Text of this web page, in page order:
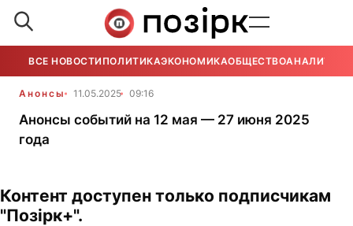
ВСЕ НОВОСТИ ПОЛИТИКАЭКОНОМИКАОБЩЕСТВОАНАЛИТИКА
Анонсы 11.05.2025 09:16
Анонсы событий на 12 мая — 27 июня 2025
года
Контент доступен только подписчикам
"Позірк+".